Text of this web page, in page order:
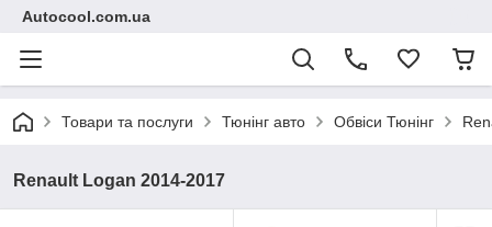
Autocool.com.ua
Товари та послуги Тюнінг авто Обвіси Тюнінг
Renault Logan 2014-2017